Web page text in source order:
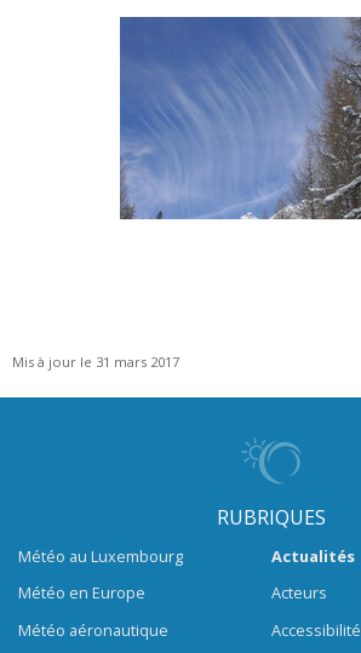
Mis à jour le 31 mars 2017
RUBRIQUES
Météo au Luxembourg
Météo en Europe
Météo aéronautique
Actualités
Acteurs
Accessibilité